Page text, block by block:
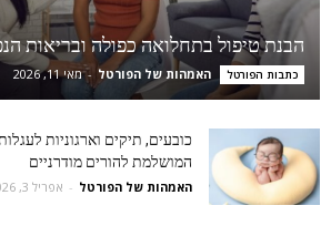
הבנת טיפול בתחלואה כפולה ובריאות
כתבות הפורטל האמהות של הפורטל - מאי 11, 2026
כובעים, תיקים וארגוניות
המושלמת להורים מודרניים
האמהות של הפורטל - אפריל 3, 2026